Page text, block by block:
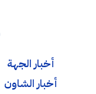
أخبار الجهة
أخبار الشاون